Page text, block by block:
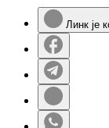
Линк је